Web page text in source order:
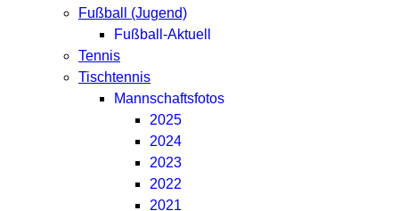
Fußball (Jugend)
Fußball-Aktuell
Tennis
Tischtennis
Mannschaftsfotos
2025
2024
2023
2022
2021